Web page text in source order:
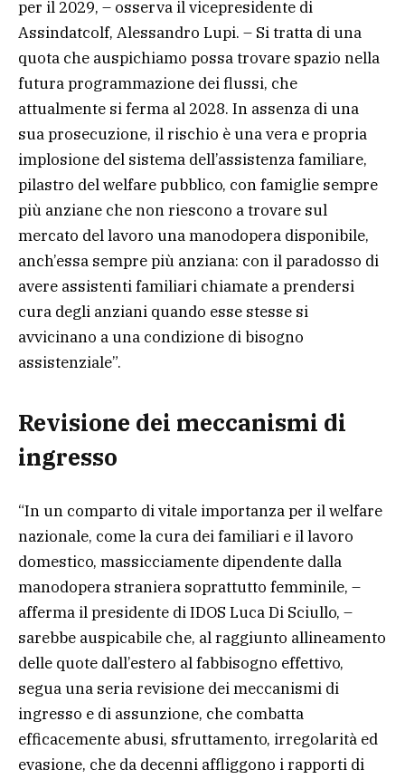
per il 2029, – osserva il vicepresidente di
Assindatcolf, Alessandro Lupi. – Si tratta di una
quota che auspichiamo possa trovare spazio nella
futura programmazione dei flussi, che
attualmente si ferma al 2028. In assenza di una
sua prosecuzione, il rischio è una vera e propria
implosione del sistema dell’assistenza familiare,
pilastro del welfare pubblico, con famiglie sempre
più anziane che non riescono a trovare sul
mercato del lavoro una manodopera disponibile,
anch’essa sempre più anziana: con il paradosso di
avere assistenti familiari chiamate a prendersi
cura degli anziani quando esse stesse si
avvicinano a una condizione di bisogno
assistenziale”.
Revisione dei meccanismi di
ingresso
“In un comparto di vitale importanza per il welfare
nazionale, come la cura dei familiari e il lavoro
domestico, massicciamente dipendente dalla
manodopera straniera soprattutto femminile, –
afferma il presidente di IDOS Luca Di Sciullo, –
sarebbe auspicabile che, al raggiunto allineamento
delle quote dall’estero al fabbisogno effettivo,
segua una seria revisione dei meccanismi di
ingresso e di assunzione, che combatta
efficacemente abusi, sfruttamento, irregolarità ed
evasione, che da decenni affliggono i rapporti di